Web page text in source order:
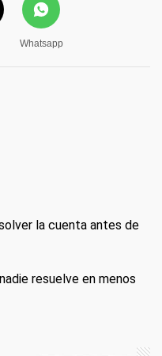
Whatsapp
la cuenta antes de
resuelve en menos